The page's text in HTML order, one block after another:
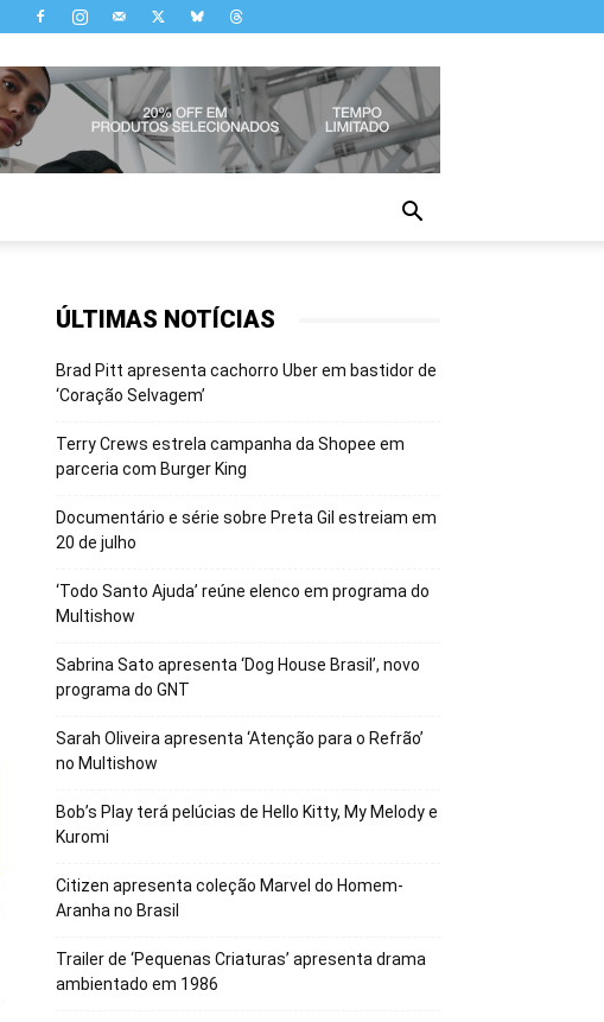
ÚLTIMAS NOTÍCIAS
Brad Pitt apresenta cachorro Uber em bastidor de
‘Coração Selvagem’
Terry Crews estrela campanha da Shopee em
parceria com Burger King
Documentário e série sobre Preta Gil estreiam em
20 de julho
‘Todo Santo Ajuda’ reúne elenco em programa do
Multishow
Sabrina Sato apresenta ‘Dog House Brasil’, novo
programa do GNT
Sarah Oliveira apresenta ‘Atenção para o Refrão’
no Multishow
Bob’s Play terá pelúcias de Hello Kitty, My Melody e
Kuromi
Citizen apresenta coleção Marvel do Homem-
Aranha no Brasil
Trailer de ‘Pequenas Criaturas’ apresenta drama
ambientado em 1986